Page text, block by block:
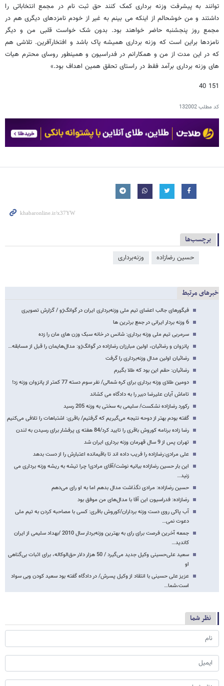
توانند به پیشرفت وزنه برداری کمک کنند حق ثبت نام در مجمع انتخاباتی را
داشتند و من خوشحالم از اینکه می بینم به غیر از خودم نامزدهای دیگری هم در
مجمع روز پنجشنبه حاضر خواهند بود. بدون شک خواست قلبی من و دیگر
نامزدها براین است که وزنه برداری همیشه پاک باشد و افتخارآفرین. تلاشی هم
که در این مدت از من و همکارانم در فدراسیون و همینطور روسای محترم هیات
های وزنه برداری برآمد فقط در راستای تحقق همین اهداف بود.»
151 40
کد مطلب132002
برچسب‌ها
حسین رضازاده وزنه‌برداری
خبرهای مرتبط
فیگورهای جالب اعضای تیم ملی وزنه‌برداری ایران در گوانگ‌ژو / گزارش تصویری
6 وزنه بردار ایرانی در جمع برترین ها
سرمربی تیم ملی وزنه برداری: شانس در خانه سبک وزن های مان را زده
پانزوان و رضائیان، اولین مبارزان رضازاده در گوانگ‌ژو: مدال‌هایمان را قبل از مسابقه…
رضائیان اولین مدال وزنه‌برداری را گرفت
رضائیان: حقم این بود که طلا بگیرم
دومین طلای وزنه برداری برای کره شمالی/ نفر سوم دسته 77 کمتر از پانزوان وزنه زد!
تاماش آیان علیرضا دبیر را به دادگاه می کشاند
رکورد رضازاده نشکست/ سلیمی به سختی به وزنه 205 رسید
گفته بودم بهتر از دوحه نتیجه می‌گیریم که گرفتیم/ باقری: اشتباهات را تلافی می‌کنیم
رضا زاده برنامه کوروش باقری را تایید کرد/84 هفته ی پرفشار برای رسیدن به لندن
تهران پس از 9 سال قهرمان وزنه برداری ایران شد
علی مرادی:رضازاده را فریب داده اند تا باقیمانده اعتبارش را از دست بدهد
این بار حسین رضازاده بیانیه نوشت/آقای مرادی! چرا تیشه به ریشه وزنه برداری می
زنید…
حسین رضازاده: مرادی نگذاشت مدال بدهم اما به او رای می‌دهم
رضازاده: فدراسیون این آقا با مدال‌های من موفق بود
آب پاکی روی دست وزنه برداران/کوروش باقری: کسی با مصاحبه کردن به تیم ملی
دعوت نمی…
جمعه آخرین فرصت برای رای به بهترین وزنه‌بردار سال 2010 /بهداد سلیمی از ایران
کاندید…
سعید علی‌حسینی وکیل جدید می‌گیرد / 50 هزار دلار حق‌الوکاله، برای اثبات بی‌گناهی
او
عزیز علی حسینی با انتقاد از وکیل پسرش/ در دادگاه گفته بود سعید کودن وبی سواد
است،شما…
نظر شما